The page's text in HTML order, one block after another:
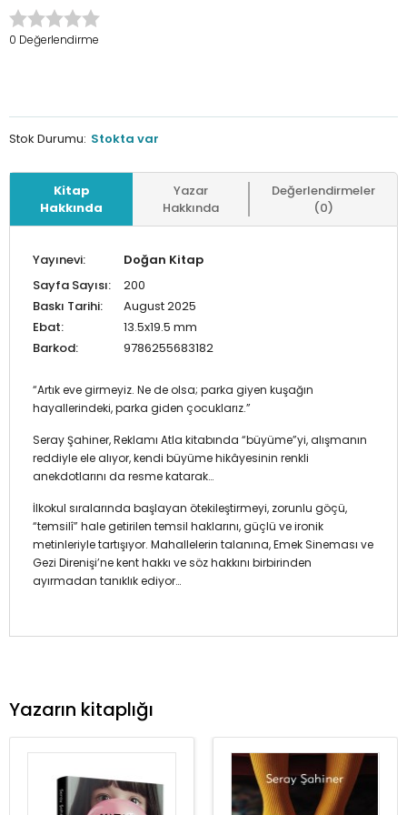
0 Değerlendirme
Stok Durumu: Stokta var
Kitap
Hakkında
Yazar
Hakkında
Değerlendirmeler
(0)
Yayınevi:
Doğan Kitap
Sayfa Sayısı:
200
Baskı Tarihi:
August 2025
Ebat:
13.5x19.5 mm
Barkod:
9786255683182
“Artık eve girmeyiz. Ne de olsa; parka giyen kuşağın
hayallerindeki, parka giden çocuklarız.”
Seray Şahiner, Reklamı Atla kitabında “büyüme”yi, alışmanın
reddiyle ele alıyor, kendi büyüme hikâyesinin renkli
anekdotlarını da resme katarak…
İlkokul sıralarında başlayan ötekileştirmeyi, zorunlu göçü,
“temsilî” hale getirilen temsil haklarını, güçlü ve ironik
metinleriyle tartışıyor. Mahallelerin talanına, Emek Sineması ve
Gezi Direnişi’ne kent hakkı ve söz hakkını birbirinden
ayırmadan tanıklık ediyor…
Yazarın kitaplığı